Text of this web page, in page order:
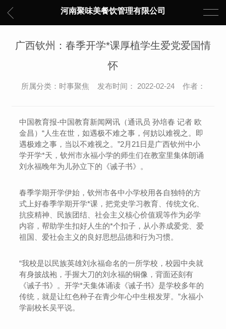
河南聚味美餐饮管理有限公司
广西钦州：春季开学*课厚植学生爱党爱国情
怀
所属分类：时事聚焦 发布时间： 2022-02-24 作者：
中国教育报-中国教育新闻网讯（通讯员 孙培春 记者 欧
金昌）“人生在世，如遇极不难之事，何妨以难视之。即
遇极难之事，当以不难视之。”2月21日是广西钦州中小
学开学*天，钦州市永福小学的师生们在教室里集体朗诵
刘永福晚年为儿孙立下的《诫子书》。
春季学期开学伊始，钦州市各中小学校用各自独特的方
式上好春季学期开学*课，把党史学习教育、传统文化、
抗疫精神、民族团结、社会主义核心价值观等作为必学
内容，帮助学生扣好人生的*个扣子，从小养成爱党、爱
祖国、爱社会主义的良好思想品德和行为习惯。
“我校是以民族英雄刘永福命名的一所学校，校园中央就
有身披战袍，手握大刀的刘永福的铜像，背面还刻有
《诫子书》。开学*天集体诵读《诫子书》是学校多年的
传统，就是让红色种子在青少年心中生根发芽。”永福小
学副校长吴平说。